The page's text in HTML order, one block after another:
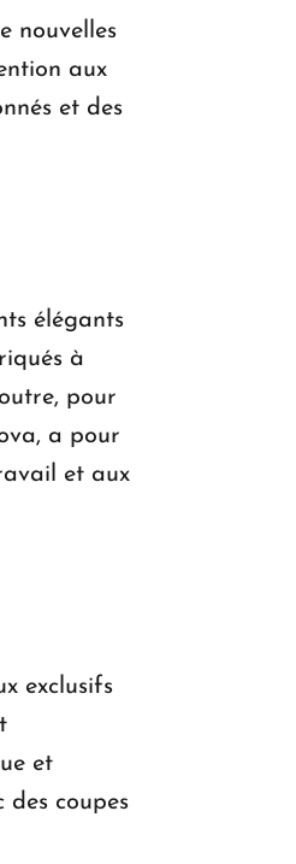
nouvelles
aux
et des
élégants
à
pour
a pour
et aux
exclusifs
et
coupes